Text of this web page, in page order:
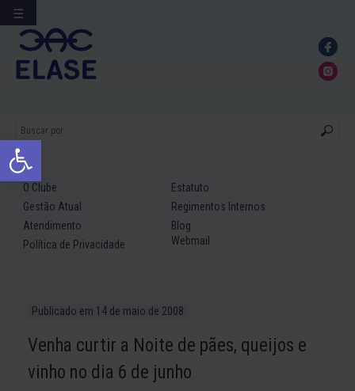
Abrir a barra de ferramentas
Ir
para
conteúdo
O Clube
Estatuto
Gestão Atual
Regimentos Internos
Atendimento
Blog
Política de Privacidade
Webmail
Publicado em 14 de maio de 2008
Venha curtir a Noite de pães, queijos e
vinho no dia 6 de junho
☰